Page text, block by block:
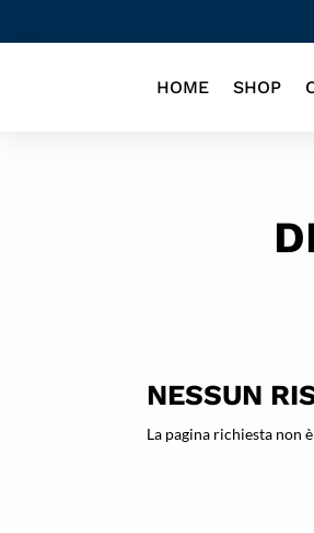
HOME SHOP
NESSUN
La pagina richiesta non